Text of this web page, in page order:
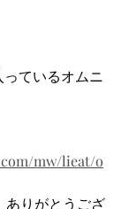
っているオムニ
mw/lieat/o
ありがとうござ